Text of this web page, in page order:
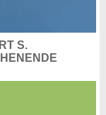
S. C